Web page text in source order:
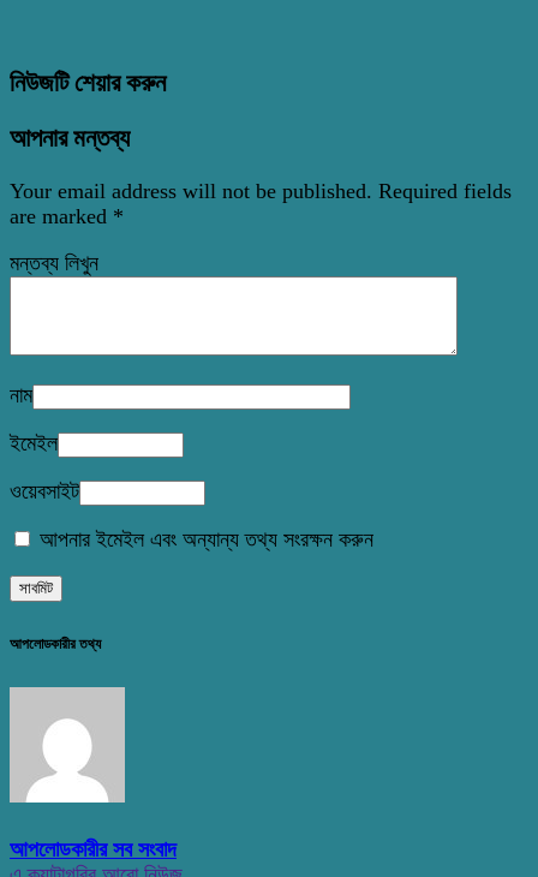
নিউজটি শেয়ার করুন
আপনার মন্তব্য
Your email address will not be published. Required fields
are marked *
মন্তব্য লিখুন
নাম
ইমেইল
ওয়েবসাইট
আপনার ইমেইল এবং অন্যান্য তথ্য সংরক্ষন করুন
আপলোডকারীর তথ্য
আপলোডকারীর সব সংবাদ